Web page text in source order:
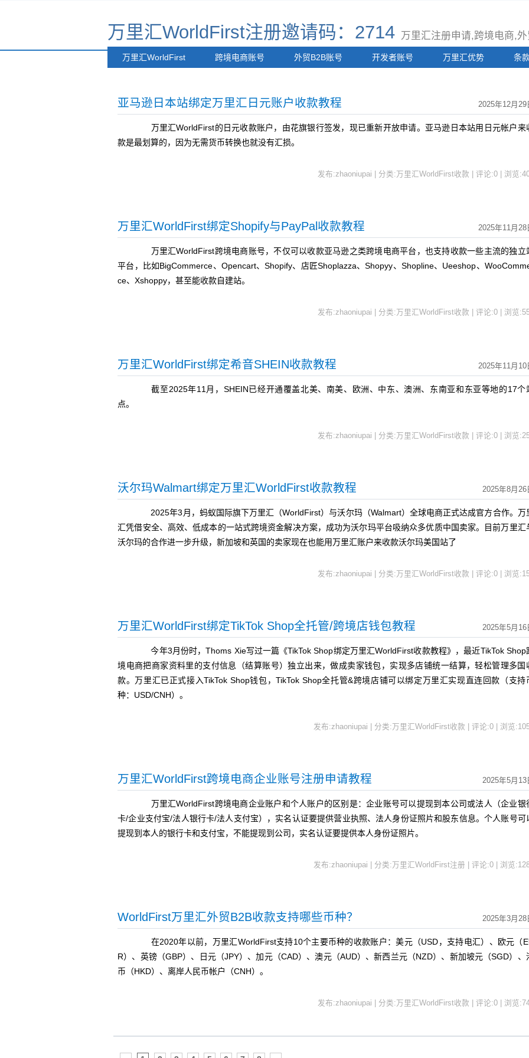
万里汇WorldFirst注册邀请码：2714 万里汇注册申请,跨境电商,
万里汇WorldFirst 跨境电商账号 外贸B2B账号 开发者账号 万里汇优势 条
2025年12月29
亚马逊日本站绑定万里汇日元账户收款教程
万里汇WorldFirst的日元收款账户，由花旗银行签发，现已重新开放申请。亚马逊日本站用日元帐户来
款是最划算的，因为无需货币转换也就没有汇损。
发布:zhaoniupai | 分类:万里汇WorldFirst收款 | 评论:0 | 浏览:
2025年11月28
万里汇WorldFirst绑定Shopify与PayPal收款教程
万里汇WorldFirst跨境电商账号，不仅可以收款亚马逊之类跨境电商平台，也支持收款一些主流的独立
平台，比如BigCommerce、Opencart、Shopify、店匠Shoplazza、Shopyy、Shopline、Ueeshop、
ce、Xshoppy，甚至能收款自建站。
发布:zhaoniupai | 分类:万里汇WorldFirst收款 | 评论:0 | 浏览:
2025年11月10
万里汇WorldFirst绑定希音SHEIN收款教程
截至2025年11月，SHEIN已经开通覆盖北美、南美、欧洲、中东、澳洲、东南亚和东亚等地的17个
点。
发布:zhaoniupai | 分类:万里汇WorldFirst收款 | 评论:0 | 浏览:
2025年8月26
沃尔玛Walmart绑定万里汇WorldFirst收款教程
2025年3月，蚂蚁国际旗下万里汇（WorldFirst）与沃尔玛（Walmart）全球电商正式达成官方合作。万
汇凭借安全、高效、低成本的一站式跨境资金解决方案，成功为沃尔玛平台吸纳众多优质中国卖家。目前万里汇
沃尔玛的合作进一步升级，新加坡和英国的卖家现在也能用万里汇账户来收款沃尔玛美国站了
发布:zhaoniupai | 分类:万里汇WorldFirst收款 | 评论:0 | 浏览:
2025年5月16
万里汇WorldFirst绑定TikTok Shop全托管/跨境店钱包教程
今年3月份时，Thoms Xie写过一篇《TikTok Shop绑定万里汇WorldFirst收款教程》，最近TikTok Shop
境电商把商家资料里的支付信息（结算账号）独立出来，做成卖家钱包，实现多店铺统一结算，轻松管理多国
款。万里汇已正式接入TikTok Shop钱包，TikTok Shop全托管&跨境店铺可以绑定万里汇实现直连回款（支持
种：USD/CNH）。
发布:zhaoniupai | 分类:万里汇WorldFirst收款 | 评论:0 | 浏览:
2025年5月13
万里汇WorldFirst跨境电商企业账号注册申请教程
万里汇WorldFirst跨境电商企业账户和个人账户的区别是：企业账号可以提现到本公司或法人（企业银
卡/企业支付宝/法人银行卡/法人支付宝），实名认证要提供营业执照、法人身份证照片和股东信息。个人账号可
提现到本人的银行卡和支付宝，不能提现到公司，实名认证要提供本人身份证照片。
发布:zhaoniupai | 分类:万里汇WorldFirst注册 | 评论:0 | 浏览:
2025年3月28
WorldFirst万里汇外贸B2B收款支持哪些币种？
在2020年以前，万里汇WorldFirst支持10个主要币种的收款账户：美元（USD，支持电汇）、欧元（
R）、英镑（GBP）、日元（JPY）、加元（CAD）、澳元（AUD）、新西兰元（NZD）、新加坡元（SGD）、
币（HKD）、离岸人民币帐户（CNH）。
发布:zhaoniupai | 分类:万里汇WorldFirst收款 | 评论:0 | 浏览: